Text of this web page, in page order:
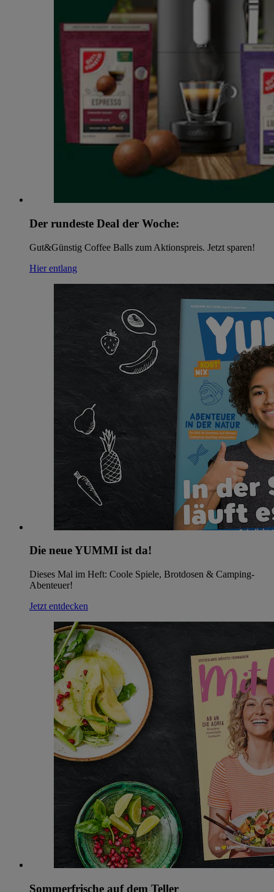
Der rundeste Deal der Woche:
Gut&Günstig Coffee Balls zum Aktionspreis. Jetzt sparen!
Hier entlang
Die neue YUMMI ist da!
Dieses Mal im Heft: Coole Spiele, Brotdosen & Camping-
Abenteuer!
Jetzt entdecken
Sommerfrische auf dem Teller